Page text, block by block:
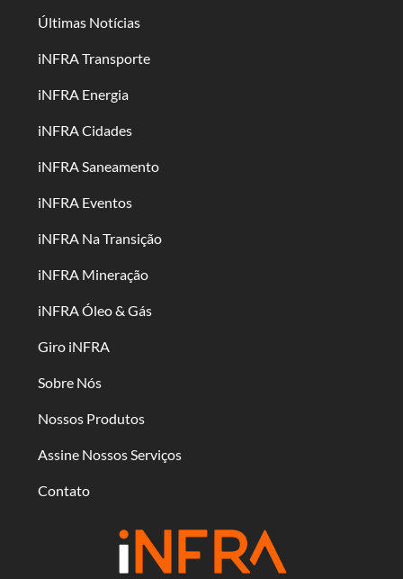
Últimas Notícias
iNFRA Transporte
iNFRA Energia
iNFRA Cidades
iNFRA Saneamento
iNFRA Eventos
iNFRA Na Transição
iNFRA Mineração
iNFRA Óleo & Gás
Giro iNFRA
Sobre Nós
Nossos Produtos
Assine Nossos Serviços
Contato